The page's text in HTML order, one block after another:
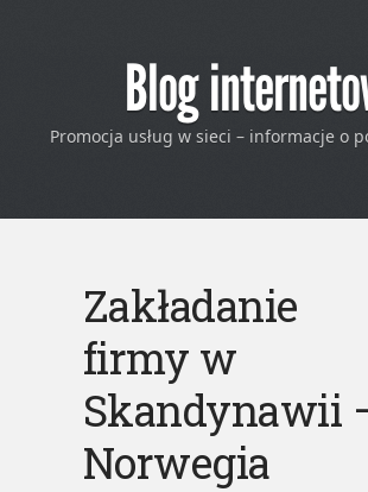
Blog
Promocja usług w sieci – informacje o
Zakładanie
firmy w
Skandynawii
Norwegia